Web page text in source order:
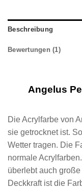
Beschreibung
Bewertungen (1)
Angelus
Die Acrylfarbe von
sie getrocknet ist.
Wetter tragen. Die
normale
überlebt auch
Deckkraft ist die